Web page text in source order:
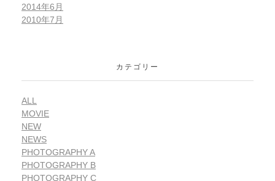
2014年6月
2010年7月
カテゴリー
ALL
MOVIE
NEW
NEWS
PHOTOGRAPHY A
PHOTOGRAPHY B
PHOTOGRAPHY C